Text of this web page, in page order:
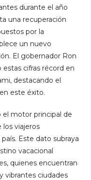
durante el año
una recuperación
por la
un nuevo
El gobernador Ron
cifras récord en
destacando el
este éxito.
el motor principal de
los viajeros
Este dato subraya
vacacional
quienes encuentran
vibrantes ciudades